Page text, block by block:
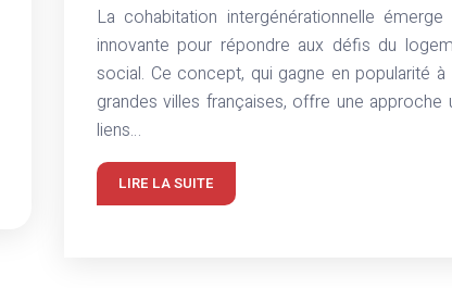
La cohabitation intergénérationnelle
innovante pour répondre aux défis du
social. Ce concept, qui gagne en popularité à
grandes villes françaises, offre une approche
liens…
LIRE LA SUITE